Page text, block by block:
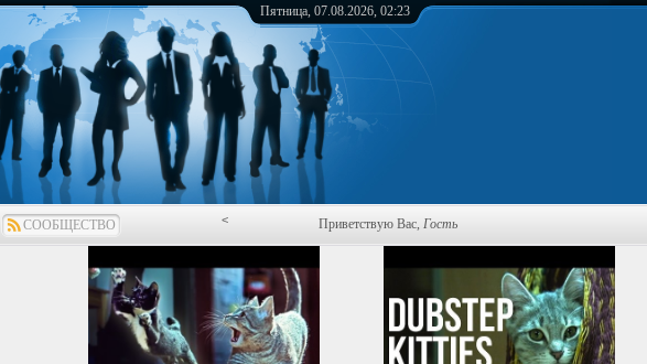
Пятница, 07.08.2026, 02:23
СООБЩЕСТВО < Приветствую Вас, Гость